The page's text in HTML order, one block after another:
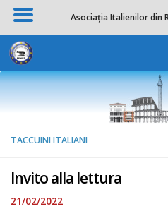
Salta al contenuto
TACCUINI ITALIANI
Invito alla lettura
21/02/2022
Asociația Italienilor din